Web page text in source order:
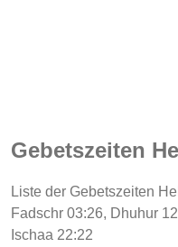
Gebetszeiten
Liste der Gebetszeiten
Fadschr 03:26, Dhuhur
Ischaa 22:22